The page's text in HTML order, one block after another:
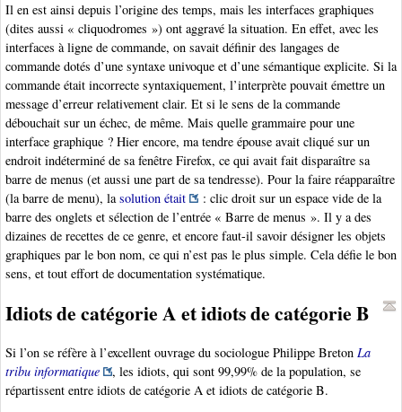
Il en est ainsi depuis l’origine des temps, mais les interfaces graphiques
(dites aussi « cliquodromes ») ont aggravé la situation. En effet, avec les
interfaces à ligne de commande, on savait définir des langages de
commande dotés d’une syntaxe univoque et d’une sémantique explicite. Si la
commande était incorrecte syntaxiquement, l’interprète pouvait émettre un
message d’erreur relativement clair. Et si le sens de la commande
débouchait sur un échec, de même. Mais quelle grammaire pour une
interface graphique ? Hier encore, ma tendre épouse avait cliqué sur un
endroit indéterminé de sa fenêtre Firefox, ce qui avait fait disparaître sa
barre de menus (et aussi une part de sa tendresse). Pour la faire réapparaître
(la barre de menu), lasolution était
: clic droit sur un espace vide de la
barre des onglets et sélection de l’entrée « Barre de menus ». Il y a des
dizaines de recettes de ce genre, et encore faut-il savoir désigner les objets
graphiques par le bon nom, ce qui n’est pas le plus simple. Cela défie le bon
sens, et tout effort de documentation systématique.
Idiots de catégorie A et idiots de catégorie B
Si l’on se réfère à l’excellent ouvrage du sociologue Philippe Breton La
tribu informatique
, les idiots, qui sont 99,99% de la population, se
répartissent entre idiots de catégorie A et idiots de catégorie B.